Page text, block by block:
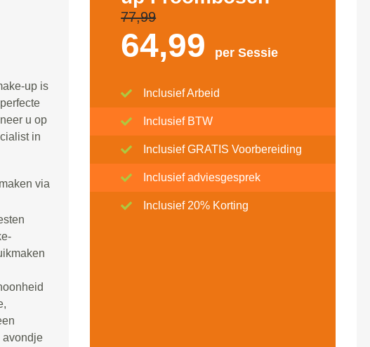
up is
u op
in
via
avondje
77,99
64,99 per Sessie
Inclusief Arbeid
Inclusief BTW
Inclusief GRATIS Voorbereiding
Inclusief adviesgesprek
Inclusief 20% Korting